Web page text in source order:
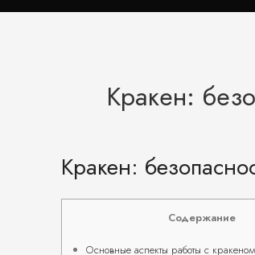
Кракен:
Кракен:
Содержание
Основные аспекты работы с кракеном